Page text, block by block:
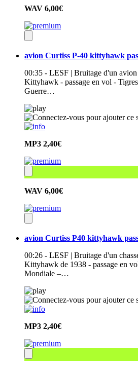
WAV 6,00€
avion Curtiss P-40 kittyhawk
00:35 - LESF | Bruitage d'un avion
Kittyhawk - passage en vol -
Guerre…
MP3 2,40€
WAV 6,00€
avion Curtiss P40 kittyhawk
00:26 - LESF | Bruitage d'un
Kittyhawk de 1938 - passage en
Mondiale –…
MP3 2,40€